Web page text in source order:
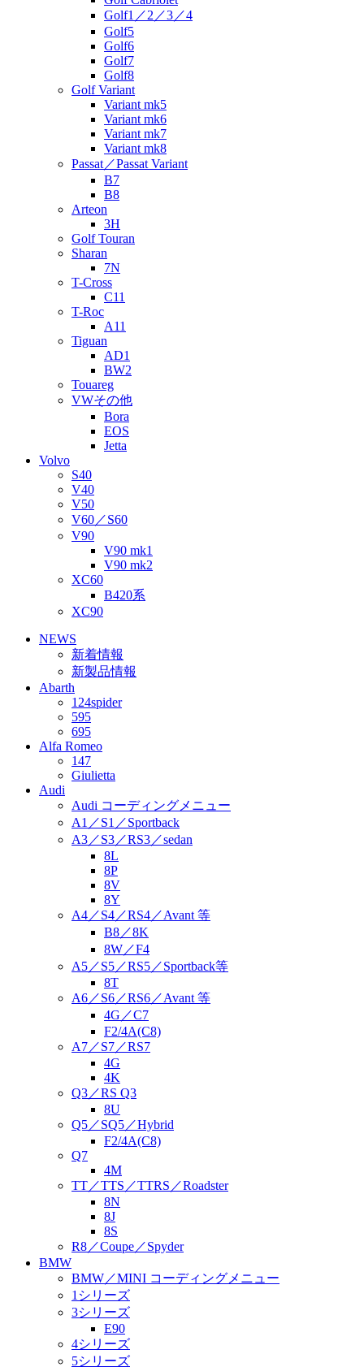
Golf1／2／3／4
Golf5
Golf6
Golf7
Golf8
Golf Variant
Variant mk5
Variant mk6
Variant mk7
Variant mk8
Passat／Passat Variant
B7
B8
Arteon
3H
Golf Touran
Sharan
7N
T-Cross
C11
T-Roc
A11
Tiguan
AD1
BW2
Touareg
VWその他
Bora
EOS
Jetta
Volvo
S40
V40
V50
V60／S60
V90
V90 mk1
V90 mk2
XC60
B420系
XC90
NEWS
新着情報
新製品情報
Abarth
124spider
595
695
Alfa Romeo
147
Giulietta
Audi
Audi コーディングメニュー
A1／S1／Sportback
A3／S3／RS3／sedan
8L
8P
8V
8Y
A4／S4／RS4／Avant 等
B8／8K
8W／F4
A5／S5／RS5／Sportback等
8T
A6／S6／RS6／Avant 等
4G／C7
F2/4A(C8)
A7／S7／RS7
4G
4K
Q3／RS Q3
8U
Q5／SQ5／Hybrid
F2/4A(C8)
Q7
4M
TT／TTS／TTRS／Roadster
8N
8J
8S
R8／Coupe／Spyder
BMW
BMW／MINI コーディングメニュー
1シリーズ
3シリーズ
E90
4シリーズ
5シリーズ